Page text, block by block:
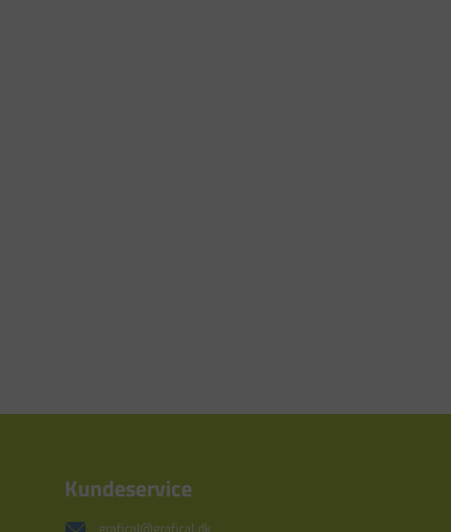
Kundeservice